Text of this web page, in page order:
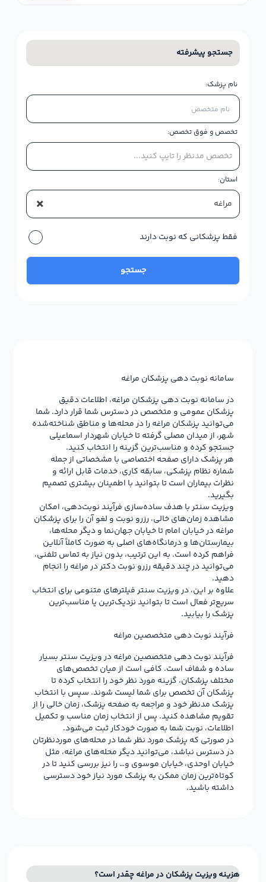
جستجو پیشرفته
نام پزشک:
تخصص و فوق تخصص:
تخصص مدنظر را تایپ کنید...
استان:
× مراغه
فقط پزشکانی که نوبت دارند
جستجو
سامانه نوبت دهی پزشکان مراغه
در سامانه نوبت دهی پزشکان مراغه، اطلاعات دقیق
پزشکان عمومی و متخصص در دسترس شما قرار دارد. شما
می‌توانید پزشکان مراغه را در محله‌ها و مناطق شناخته‌شده‌
شهر، از میدان مصلی گرفته تا خیابان شهردار اسماعیلی
جستجو کرده و مناسب‌ترین گزینه را انتخاب کنید.
هر پزشک دارای صفحه اختصاصی با مشخصاتی از جمله
شماره نظام پزشکی، سابقه کاری، خدمات قابل ارائه و
نظرات بیماران است تا بتوانید با اطمینان بیشتری تصمیم
بگیرید.
ویزیت سنتر با هدف ساده‌سازی فرآیند نوبت‌دهی، امکان
مشاهده زمان‌های خالی، رزرو نوبت و لغو آن را برای پزشکان
مراغه در خیابان امام تا خیابان جهان‌نما و دیگر محله‌ها،
بیمارستان‌ها و درمانگاه‌های اصلی به صورت کاملاً آنلاین
فراهم کرده است. به این ترتیب، بدون نیاز به تماس تلفنی،
می‌توانید در چند دقیقه رزرو نوبت دکتر در مراغه را انجام
دهید.
علاوه بر این، در ویزیت سنتر فیلترهای متنوعی برای انتخاب
سریع‌تر فعال است تا بتوانید نزدیک‌ترین یا مناسب‌ترین
پزشک را بیابید.
فرآیند نوبت دهی متخصصین مراغه
فرآیند نوبت دهی متخصصین مراغه در ویزیت سنتر بسیار
ساده و شفاف است. کافی است از میان تخصص‌های
مختلف پزشکان، گزینه مورد نظر خود را انتخاب کرده تا
پزشکان آن تخصص برای شما لیست شوند. سپس با انتخاب
پزشک مدنظر خود و مراجعه به صفحه پزشک، زمان خالی را از
تقویم مشاهده کنید. پس از انتخاب زمان مناسب و تکمیل
اطلاعات، نوبت شما به صورت خودکار ثبت می‌شود.
در صورتی که پزشک مورد نظر شما در محله‌های موردنظرتان
در دسترس نباشد، می‌توانید دیگر محله‌های مراغه، مثل
خیابان اوحدی، خیابان موسوی و… را نیز بررسی کنید تا در
کوتاه‌ترین زمان ممکن به پزشک مورد نیاز خود دسترسی
داشته باشید.
هزینه ویزیت پزشکان در مراغه چقدر است؟